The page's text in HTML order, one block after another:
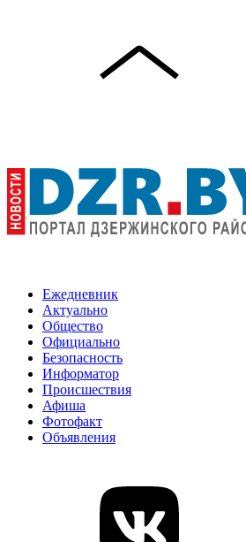
Ежедневник
Актуально
Общество
Официально
Безопасность
Информатор
Происшествия
Афиша
Фотофакт
Объявления